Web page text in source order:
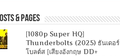
& Pages
[1080p Super HQ]
Thunderbolts (2025) ธันเดอร์
โบลต์ส [เสียงอังกฤษ DD+